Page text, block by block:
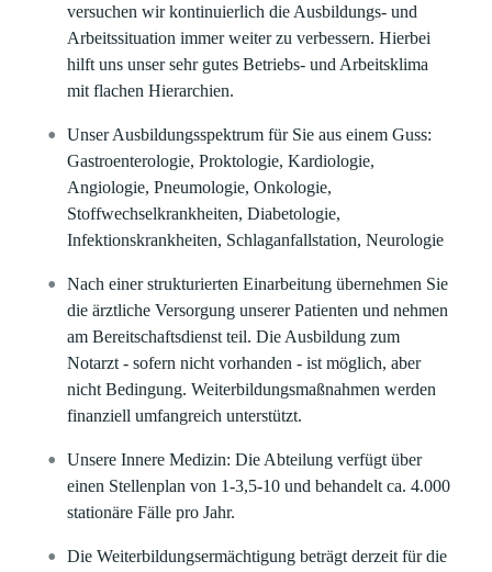
versuchen wir kontinuierlich die Ausbildungs- und
Arbeitssituation immer weiter zu verbessern. Hierbei
hilft uns unser sehr gutes Betriebs- und Arbeitsklima
mit flachen Hierarchien.
Unser Ausbildungsspektrum für Sie aus einem Guss:
Gastroenterologie, Proktologie, Kardiologie,
Angiologie, Pneumologie, Onkologie,
Stoffwechselkrankheiten, Diabetologie,
Infektionskrankheiten, Schlaganfallstation, Neurologie
Nach einer strukturierten Einarbeitung übernehmen Sie
die ärztliche Versorgung unserer Patienten und nehmen
am Bereitschaftsdienst teil. Die Ausbildung zum
Notarzt - sofern nicht vorhanden - ist möglich, aber
nicht Bedingung. Weiterbildungsmaßnahmen werden
finanziell umfangreich unterstützt.
Unsere Innere Medizin: Die Abteilung verfügt über
einen Stellenplan von 1-3,5-10 und behandelt ca. 4.000
stationäre Fälle pro Jahr.
Die Weiterbildungsermächtigung beträgt derzeit für die